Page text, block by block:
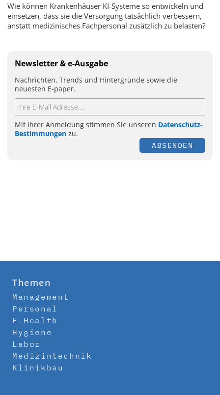
Wie können Krankenhäuser KI-Systeme so entwickeln und
einsetzen, dass sie die Versorgung tatsächlich verbessern,
anstatt medizinisches Fachpersonal zusätzlich zu belasten?
Newsletter & e-Ausgabe
Nachrichten, Trends und Hintergründe sowie die
neuesten E-paper.
Mit Ihrer Anmeldung stimmen Sie unseren Datenschutz-
Bestimmungen zu.
ABSENDEN
Themen
Management
Personal
E-Health
Hygiene
Labor
Medizintechnik
Klinikbau